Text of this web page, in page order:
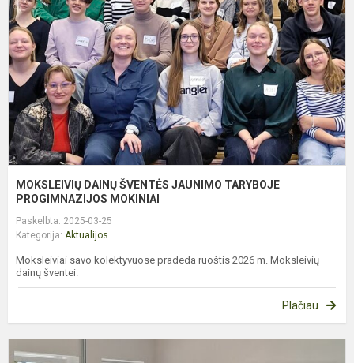
MOKSLEIVIŲ DAINŲ ŠVENTĖS JAUNIMO TARYBOJE
PROGIMNAZIJOS MOKINIAI
Paskelbta: 2025-03-25
Kategorija: Aktualijos
Moksleiviai savo kolektyvuose pradeda ruoštis 2026 m. Moksleivių
dainų šventei.
Plačiau